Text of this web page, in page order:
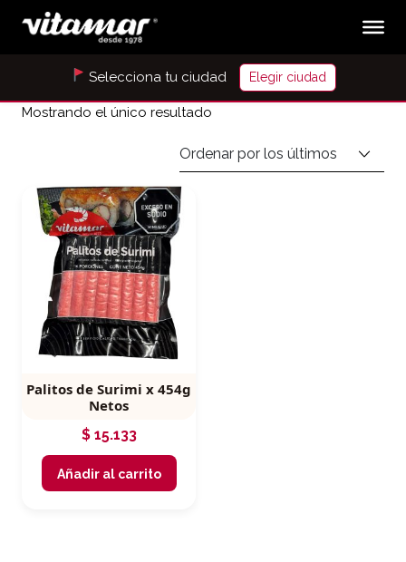
Selecciona tu ciudad Elegir ciudad
Mostrando el único resultado
Palitos de Surimi x 454g
Netos
$15.133
Añadir al carrito